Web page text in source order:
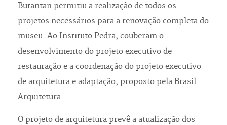
Butantan permitiu a realização de todos os
projetos necessários para a renovação completa do
museu. Ao Instituto Pedra, couberam o
desenvolvimento do projeto executivo de
restauração e a coordenação do projeto executivo
de arquitetura e adaptação, proposto pela Brasil
Arquitetura.
O projeto de arquitetura prevê a atualização dos